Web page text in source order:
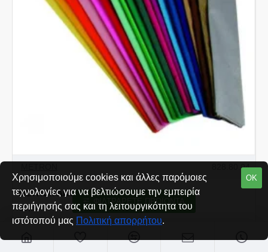
828.80.04
METRON ART ΧΑΡΤΙ ΓΚΟΦΡΕ 0.5x2m ΡΟΖ
€0,32
ΟΚ
Χρησιμοποιούμε cookies και άλλες παρόμοιες
τεχνολογίες για να βελτιώσουμε την εμπειρία
περιήγησής σας και τη λειτουργικότητα του
ιστότοπού μας Πολιτική απορρήτου.
ΦΙΛΤΡΆΡΕΤΕ ΠΡΟΪΌΝΤΑ